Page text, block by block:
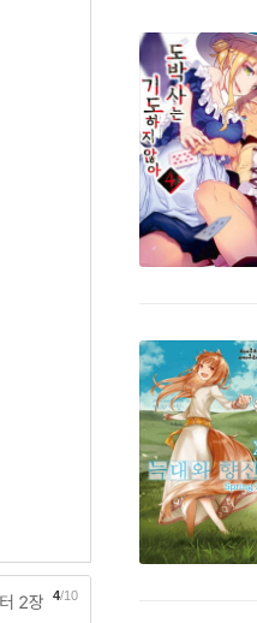
5/10